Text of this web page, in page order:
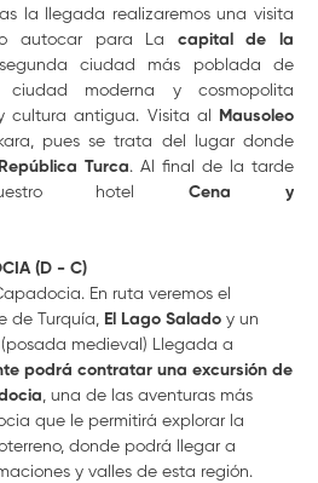
la llegada realizaremos una visita
autocar para La capital de la
ciudad más poblada de
moderna y cosmopolita
cultura antigua. Visita al
Mausoleo
pues se trata del lugar donde
Turca. Al final de la tarde
hotelCena
y
(D - C)
En ruta veremos el
de Turquía, El Lago Salado y un
(posada medieval) Llegada a
podrá contratar una excursión de
, una de las aventuras más
que le permitirá explorar la
donde podrá llegar a
y valles de esta región.